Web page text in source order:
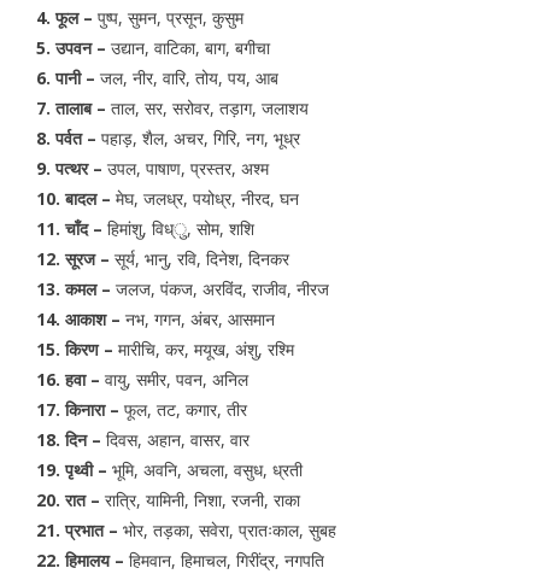
4. फूल – पुष्प, सुमन, प्रसून, कुसुम
5. उपवन – उद्यान, वाटिका, बाग, बगीचा
6. पानी – जल, नीर, वारि, तोय, पय, आब
7. तालाब – ताल, सर, सरोवर, तड़ाग, जलाशय
8. पर्वत – पहाड़, शैल, अचर, गिरि, नग, भूध्र
9. पत्थर – उपल, पाषाण, प्रस्तर, अश्म
10. बादल – मेघ, जलध्र, पयोध्र, नीरद, घन
11. चाँद – हिमांशु, विध्ु, सोम, शशि
12. सूरज – सूर्य, भानु, रवि, दिनेश, दिनकर
13. कमल – जलज, पंकज, अरविंद, राजीव, नीरज
14. आकाश – नभ, गगन, अंबर, आसमान
15. किरण – मारीचि, कर, मयूख, अंशु, रश्मि
16. हवा – वायु, समीर, पवन, अनिल
17. किनारा – फूल, तट, कगार, तीर
18. दिन – दिवस, अहान, वासर, वार
19. पृथ्वी – भूमि, अवनि, अचला, वसुध, ध्रती
20. रात – रात्रि, यामिनी, निशा, रजनी, राका
21. प्रभात – भोर, तड़का, सवेरा, प्रातःकाल, सुबह
22. हिमालय – हिमवान, हिमाचल, गिरींद्र, नगपति